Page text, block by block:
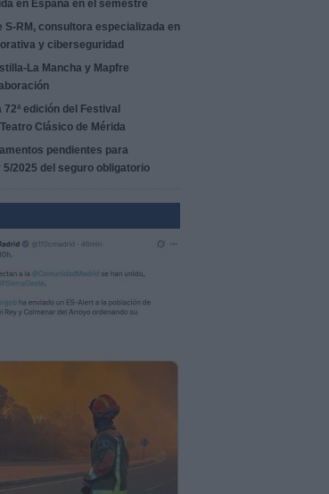
en España en el semestre
S-RM, consultora especializada en
y ciberseguridad
La Mancha y Mapfre
edición del Festival
Clásico de Mérida
pendientes para
2025 del seguro obligatorio